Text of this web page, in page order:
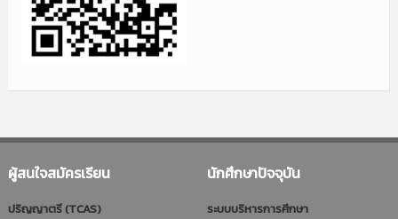
ผู้สนใจสมัครเรียน
ปริญญาตรี (TCAS)
นักศึกษาปัจจุบัน
ระบบบริหารการศึกษา